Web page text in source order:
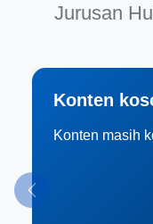
Jurusan
Konten
Konten masih
Previous